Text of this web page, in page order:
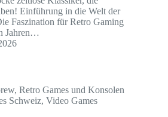
Einführung in die Welt der
Faszination für Retro Gaming
Jahren…
, Retro Games und Konsolen
Schweiz, Video Games